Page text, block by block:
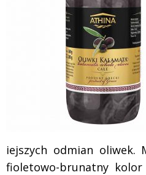
iejszych odmian oliwek.
fioletowo-brunatny